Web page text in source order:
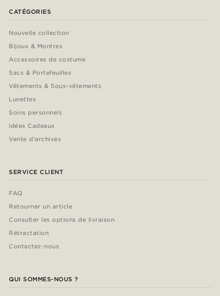
CATÉGORIES
Nouvelle collection
Bijoux & Montres
Accessoires de costume
Sacs & Portefeuilles
Vêtements & Sous-vêtements
Lunettes
Soins personnels
Idées Cadeaux
Vente d'archives
SERVICE CLIENT
FAQ
Retourner un article
Consulter les options de livraison
Rétractation
Contactez-nous
QUI SOMMES-NOUS ?